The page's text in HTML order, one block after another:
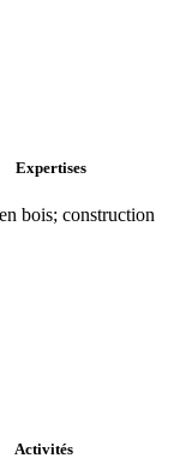
Expertises
bois; construction
Activités